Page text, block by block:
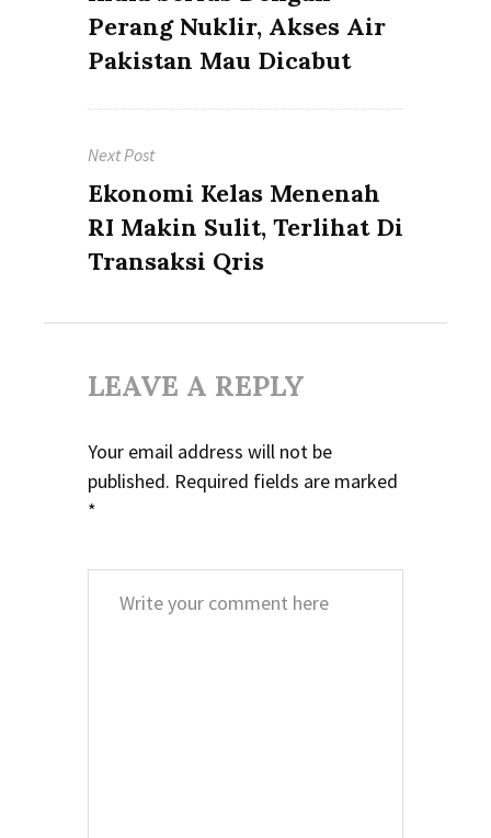
post:
Perang Nuklir, Akses Air
Pakistan Mau Dicabut
Next Post
Next
post:
Ekonomi Kelas Menenah
RI Makin Sulit, Terlihat Di
Transaksi Qris
LEAVE A REPLY
Your email address will not be
published. Required fields are marked
*